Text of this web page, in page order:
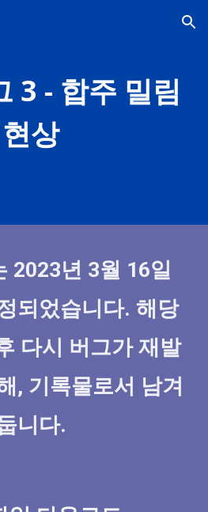
Skip to navigation
3 - 합주 밀림
현상
2023년 3월 16일
되었습니다. 해당
다시 버그가 재발
, 기록물로서 남겨
니다.